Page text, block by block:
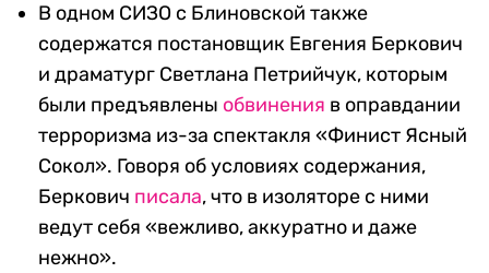
В одном СИЗО с Блиновской также
содержатся постановщик Евгения Беркович
и драматург Светлана Петрийчук, которым
были предъявлены обвинения в оправдании
терроризма из-за спектакля «Финист Ясный
Сокол». Говоря об условиях содержания,
Беркович писала, что в изоляторе с ними
ведут себя «вежливо, аккуратно и даже
нежно».